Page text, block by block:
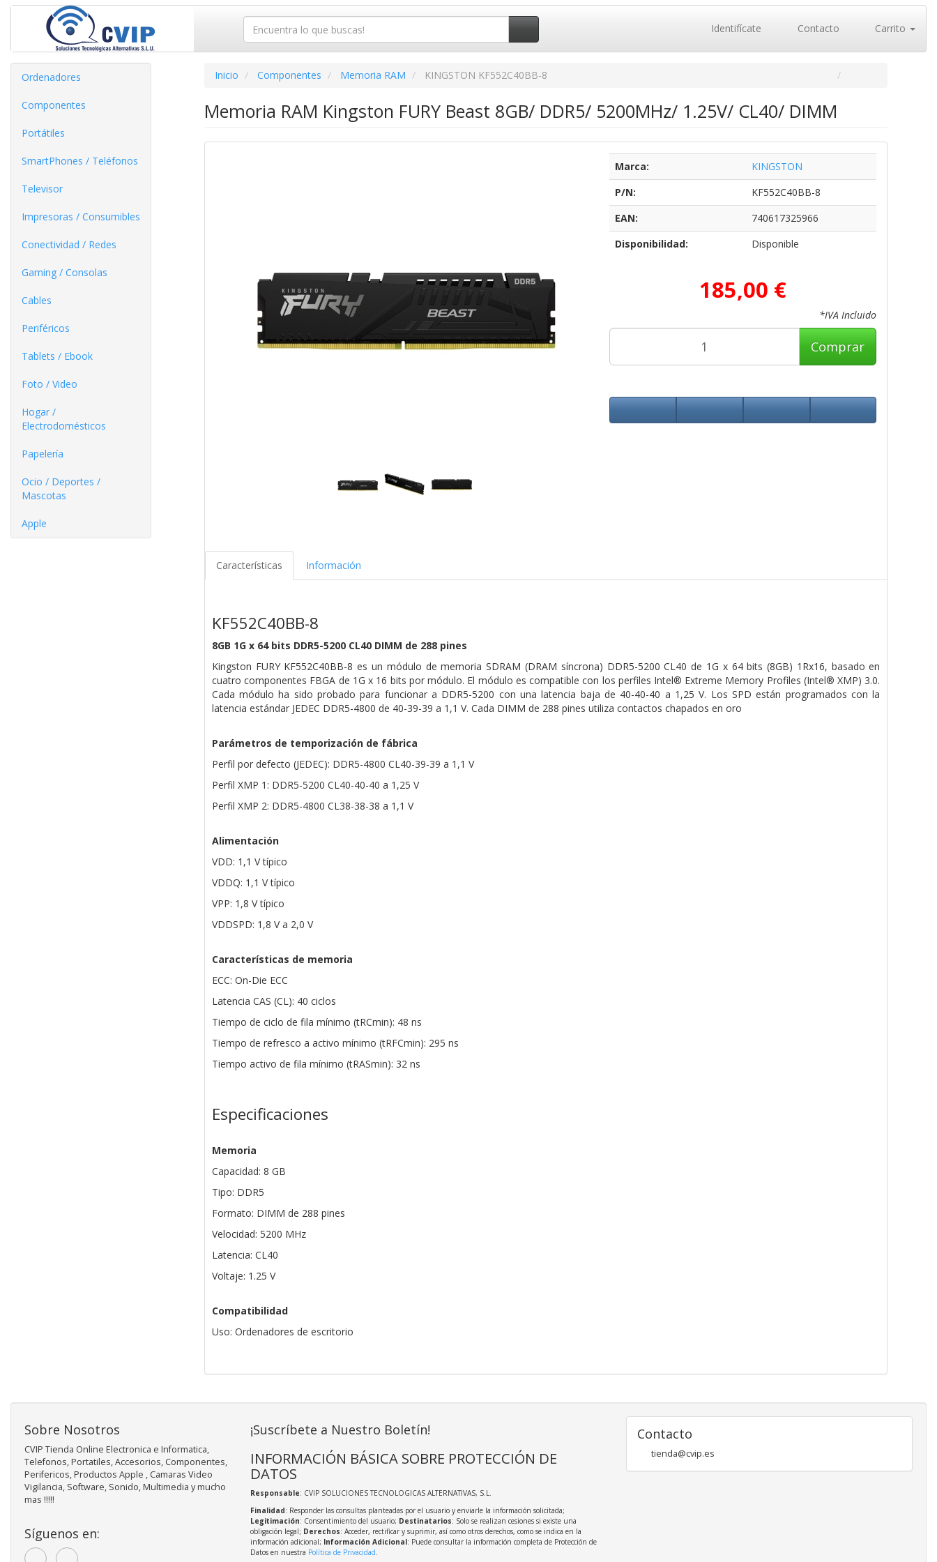
Identifícate Contacto Carrito
Ordenadores
Componentes
Portátiles
SmartPhones / Teléfonos
Televisor
Impresoras / Consumibles
Conectividad / Redes
Gaming / Consolas
Cables
Periféricos
Tablets / Ebook
Foto / Video
Hogar /
Electrodomésticos
Papelería
Ocio / Deportes /
Mascotas
Apple
Inicio Componentes Memoria RAM KINGSTON KF552C40BB-8
Memoria RAM Kingston FURY Beast 8GB/ DDR5/ 5200MHz/ 1.25V/ CL40/ DIMM
Marca:
KINGSTON
P/N:
KF552C40BB-8
EAN:
740617325966
Disponibilidad:
Disponible
185,00 €
*IVA Incluido
Comprar
Características Información
KF552C40BB-8
8GB 1G x 64 bits DDR5-5200 CL40 DIMM de 288 pines
Kingston FURY KF552C40BB-8 es un módulo de memoria SDRAM (DRAM síncrona) DDR5-5200 CL40 de 1G x 64 bits (8GB) 1Rx16, basado en
cuatro componentes FBGA de 1G x 16 bits por módulo. El módulo es compatible con los perfiles Intel® Extreme Memory Profiles (Intel® XMP) 3.0.
Cada módulo ha sido probado para funcionar a DDR5-5200 con una latencia baja de 40-40-40 a 1,25 V. Los SPD están programados con la
latencia estándar JEDEC DDR5-4800 de 40-39-39 a 1,1 V. Cada DIMM de 288 pines utiliza contactos chapados en oro
Parámetros de temporización de fábrica
Perfil por defecto (JEDEC): DDR5-4800 CL40-39-39 a 1,1 V
Perfil XMP 1: DDR5-5200 CL40-40-40 a 1,25 V
Perfil XMP 2: DDR5-4800 CL38-38-38 a 1,1 V
Alimentación
VDD: 1,1 V típico
VDDQ: 1,1 V típico
VPP: 1,8 V típico
VDDSPD: 1,8 V a 2,0 V
Características de memoria
ECC: On-Die ECC
Latencia CAS (CL): 40 ciclos
Tiempo de ciclo de fila mínimo (tRCmin): 48 ns
Tiempo de refresco a activo mínimo (tRFCmin): 295 ns
Tiempo activo de fila mínimo (tRASmin): 32 ns
Especificaciones
Memoria
Capacidad: 8 GB
Tipo: DDR5
Formato: DIMM de 288 pines
Velocidad: 5200 MHz
Latencia: CL40
Voltaje: 1.25 V
Compatibilidad
Uso: Ordenadores de escritorio
Sobre Nosotros
CVIP Tienda Online Electronica e Informatica,
Telefonos, Portatiles, Accesorios, Componentes,
Perifericos, Productos Apple , Camaras Video
Vigilancia, Software, Sonido, Multimedia y mucho
mas !!!!!
Síguenos en:
¡Suscríbete a Nuestro Boletín!
INFORMACIÓN BÁSICA SOBRE PROTECCIÓN DE
DATOS
Responsable: CVIP SOLUCIONES TECNOLOGICAS ALTERNATIVAS, S.L.
Finalidad: Responder las consultas planteadas por el usuario y enviarle la información solicitada;
Legitimación: Consentimiento del usuario; Destinatarios: Solo se realizan cesiones si existe una
obligación legal; Derechos: Acceder, rectificar y suprimir, así como otros derechos, como se indica en la
información adicional; Información Adicional: Puede consultar la información completa de Protección de
Datos en nuestra Política de Privacidad.
Contacto
tienda@cvip.es